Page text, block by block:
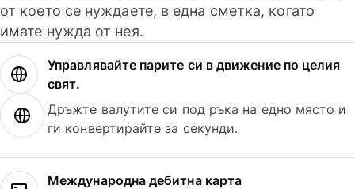
от което се нуждаете, в една сметка, когато
имате нужда от нея.
Управлявайте парите си в движение по целия
свят.
Дръжте валутите си под ръка на едно място и
ги конвертирайте за секунди.
Международна дебитна карта